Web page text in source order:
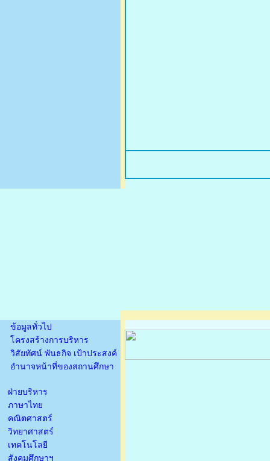
ข้อมูลทั่วไป
โครงสร้างการบริหาร
วิสัยทัศน์ พันธกิจ เป้าประสงค์
อำนาจหน้าที่ของสถานศึกษา
ฝ่ายบริหาร
ภาษาไทย
คณิตศาสตร์
วิทยาศาสตร์
เทคโนโลยี
สังคมศึกษาฯ